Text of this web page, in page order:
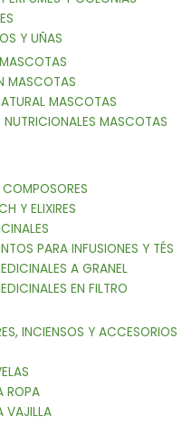
Y UÑAS
MASCOTAS
MASCOTAS
NUTRICIONALES MASCOTAS
Y ELIXIRES
PARA INFUSIONES Y TÉS
A GRANEL
EN FILTRO
INCIENSOS Y ACCESORIOS
ROPA
VAJILLA